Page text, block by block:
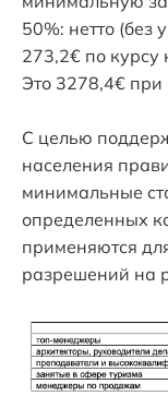
50%: нетто
273,2€ по
Это 3278,4€ при
С целью
населения
минимальные
определенных
применяются
разрешений на